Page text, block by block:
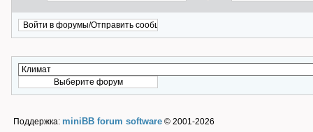
Поддержка: miniBB forum software © 2001-2026